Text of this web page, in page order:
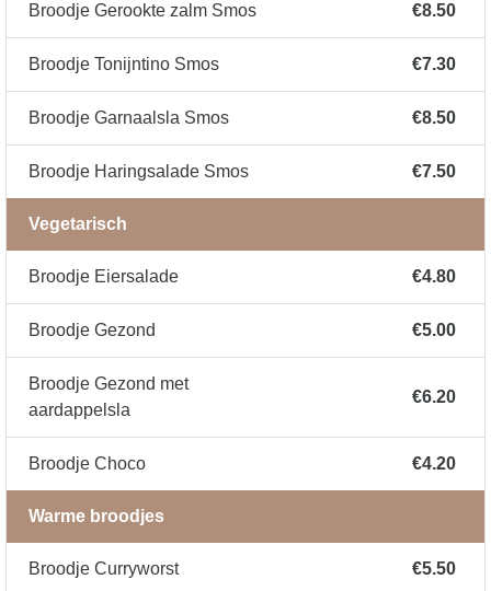
Broodje Gerookte zalm Smos €8.50
Broodje Tonijntino Smos €7.30
Broodje Garnaalsla Smos €8.50
Broodje Haringsalade Smos €7.50
Vegetarisch
Broodje Eiersalade €4.80
Broodje Gezond €5.00
Broodje Gezond met
aardappelsla
€6.20
Broodje Choco €4.20
Warme broodjes
Broodje Curryworst €5.50